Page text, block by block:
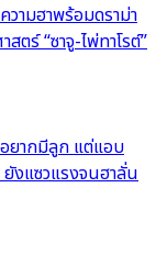
วามฮาพร้อมดราม่า
ตร์ “ซาจู-ไพ่ทาโรต์”
ยากมีลูก แต่แอบ
งแซวแรงจนฮาลั่น